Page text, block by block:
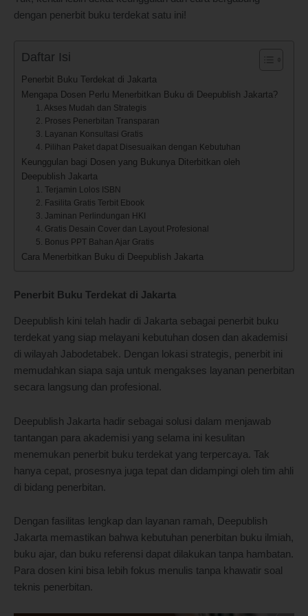
dengan penerbit buku terdekat satu ini!
Daftar Isi
Penerbit Buku Terdekat di Jakarta
Mengapa Dosen Perlu Menerbitkan Buku di Deepublish Jakarta?
1. Akses Mudah dan Strategis
2. Proses Penerbitan Transparan
3. Layanan Konsultasi Gratis
4. Pilihan Paket dapat Disesuaikan dengan Kebutuhan
Keunggulan bagi Dosen yang Bukunya Diterbitkan oleh
Deepublish Jakarta
1. Terjamin Lolos ISBN
2. Fasilita Gratis Terbit Ebook
3. Jaminan Perlindungan HKI
4. Gratis Desain Cover dan Layout Profesional
5. Bonus PPT Bahan Ajar Gratis
Cara Menerbitkan Buku di Deepublish Jakarta
Penerbit Buku Terdekat di Jakarta
Deepublish kini telah hadir di Jakarta sebagai penerbit buku
terdekat yang siap melayani kebutuhan dosen dan akademisi
di wilayah Jabodetabek. Dengan lokasi strategis, penerbit ini
memudahkan siapa saja untuk mengakses layanan penerbitan
secara langsung dan profesional.
Deepublish Jakarta hadir sebagai solusi dalam menjawab
tantangan para akademisi yang selama ini kesulitan
menemukan penerbit buku terdekat yang terpercaya. Tak
hanya cepat, prosesnya juga tepat dan didampingi oleh tim ahli
di bidang penerbitan.
Dengan fasilitas lengkap dan layanan ramah, Deepublish
Jakarta memastikan bahwa kebutuhan penerbitan buku ilmiah,
buku ajar, dan buku referensi dapat dilakukan tanpa hambatan.
Para dosen kini bisa lebih fokus menulis tanpa khawatir soal
teknis penerbitan.